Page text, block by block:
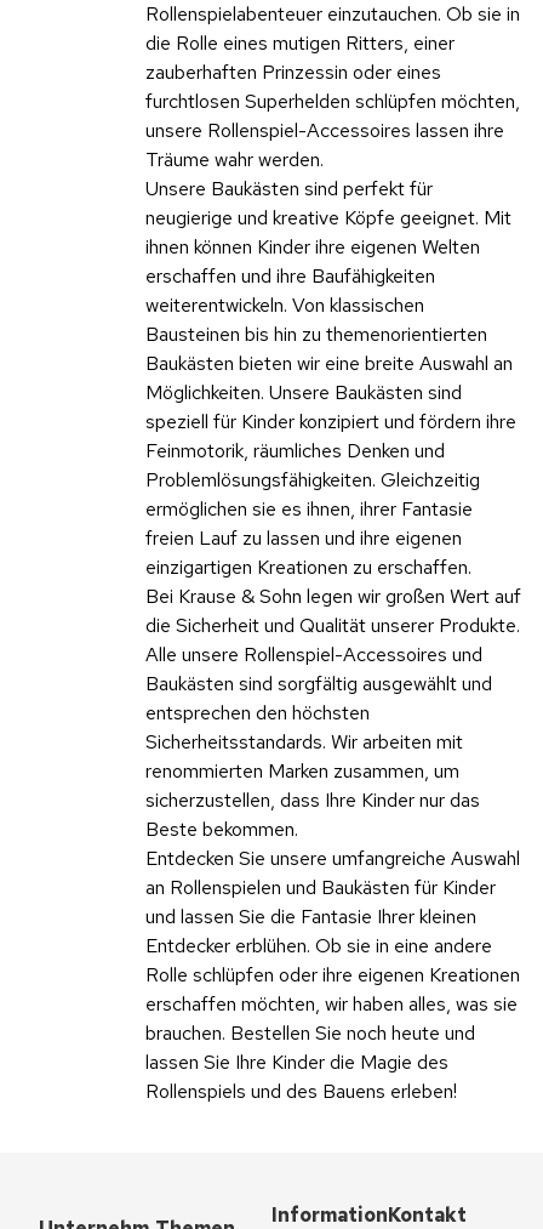
Rollenspielabenteuer einzutauchen. Ob sie in
die Rolle eines mutigen Ritters, einer
zauberhaften Prinzessin oder eines
furchtlosen Superhelden schlüpfen möchten,
unsere Rollenspiel-Accessoires lassen ihre
Träume wahr werden.
Unsere Baukästen sind perfekt für
neugierige und kreative Köpfe geeignet. Mit
ihnen können Kinder ihre eigenen Welten
erschaffen und ihre Baufähigkeiten
weiterentwickeln. Von klassischen
Bausteinen bis hin zu themenorientierten
Baukästen bieten wir eine breite Auswahl an
Möglichkeiten. Unsere Baukästen sind
speziell für Kinder konzipiert und fördern ihre
Feinmotorik, räumliches Denken und
Problemlösungsfähigkeiten. Gleichzeitig
ermöglichen sie es ihnen, ihrer Fantasie
freien Lauf zu lassen und ihre eigenen
einzigartigen Kreationen zu erschaffen.
Bei Krause & Sohn legen wir großen Wert auf
die Sicherheit und Qualität unserer Produkte.
Alle unsere Rollenspiel-Accessoires und
Baukästen sind sorgfältig ausgewählt und
entsprechen den höchsten
Sicherheitsstandards. Wir arbeiten mit
renommierten Marken zusammen, um
sicherzustellen, dass Ihre Kinder nur das
Beste bekommen.
Entdecken Sie unsere umfangreiche Auswahl
an Rollenspielen und Baukästen für Kinder
und lassen Sie die Fantasie Ihrer kleinen
Entdecker erblühen. Ob sie in eine andere
Rolle schlüpfen oder ihre eigenen Kreationen
erschaffen möchten, wir haben alles, was sie
brauchen. Bestellen Sie noch heute und
lassen Sie Ihre Kinder die Magie des
Rollenspiels und des Bauens erleben!
InformationKontakt